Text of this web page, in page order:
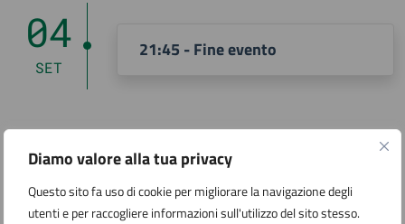
Diamo valore alla tua privacy
Questo sito fa uso di cookie per migliorare la navigazione degli
utenti e per raccogliere informazioni sull'utilizzo del sito stesso.
04
SET
21:45 - Fine evento
Aggiungi al calendario